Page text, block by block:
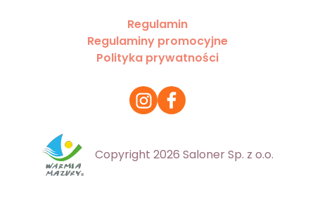
Regulamin
Regulaminy promocyjne
Polityka prywatności
Copyright 2026 Saloner Sp. z o.o.